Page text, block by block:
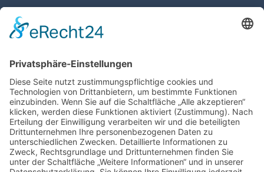
Schloss Bürgeln, 79418 Schliengen | Telefon: 07626/237 | E-
Mail: direktion@schlossbuergeln.de
Wir benötigen Ihre Zustimmung, um den
Google Maps-Service zu laden!
Wir verwenden einen Service eines
Drittanbieters, um Karteninhalte einzubetten.
Dieser Service kann Daten zu Ihren Aktivitäten
sammeln. Bitte lesen Sie die Details durch und
stimmen Sie der Nutzung des Service zu, um